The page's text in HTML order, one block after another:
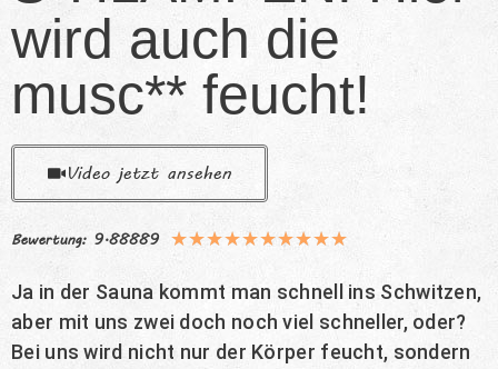
wird auch die
musc** feucht!
Video jetzt ansehen
Bewertung: 9.88889 ★★★★★★★★★★
Ja in der Sauna kommt man schnell ins Schwitzen,
aber mit uns zwei doch noch viel schneller, oder?
Bei uns wird nicht nur der Körper feucht, sondern